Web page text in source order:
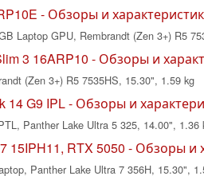
- Обзоры и
Laptop GPU, Rembrandt (Zen 3+) R5
3 16ARP10 - Обзоры и
(Zen 3+) R5 7535HS, 15.30", 1.59 kg
14 G9 IPL - Обзоры и
Panther Lake Ultra 5 325, 14.00", 1.36
15IPH11, RTX 5050 - Обзоры и
Panther Lake Ultra 7 356H, 15.30",